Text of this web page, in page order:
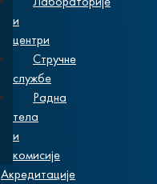
и
центри
Стручне
службе
Радна
тела
и
комисије
Акредитације